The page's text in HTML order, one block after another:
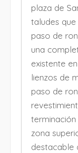
plaza de
taludes
paso de
una
existente
lienzos de
paso de
zona
destacable